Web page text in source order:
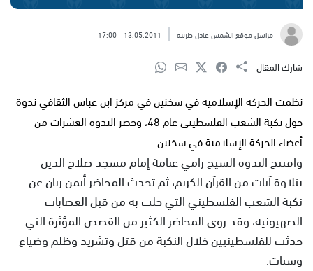
مراسل موقع الشمس عادل طربيه 13.05.2011
17:00
شارك المقال
نظمت الحركة الإسلامية في سخنين في مركز ابن عباس الثقافي ندوة
حول نكبة الشعب الفلسطيني عام 48، وحضر الندوة العشرات من
أعضاء الحركة الإسلامية في سخنين.
وافتتح الندوة الشيخ رامي غنامة إمام مسجد صلاح الدين
بتلاوة آيات من القرآن الكريم، ثم تحدث المحاضر أيمن ريان عن
نكبة الشعب الفلسطيني التي حلت به من قبل العصابات
الصهيونية، وقد روى المحاضر الكثير من القصص المؤثرة التي
حدثت للفلسطينيين خلال النكبة من قتل وتشريد وظلم وضياع
وشتات.